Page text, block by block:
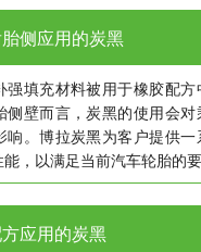
侧应用的炭黑
强填充材料被用于橡胶配
侧壁而言，炭黑的使用会
响。博拉炭黑为客户提供
，以满足当前汽车轮胎的要
应用的炭黑